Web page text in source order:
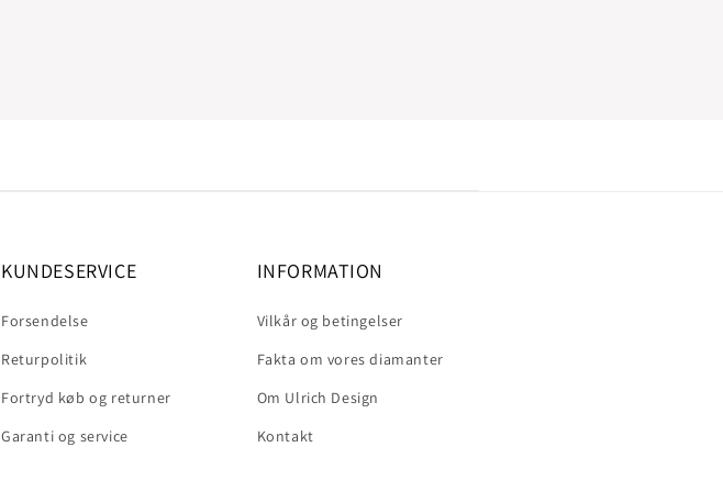
KUNDESERVICE
Forsendelse
Returpolitik
Fortryd køb og returner
Garanti og service
INFORMATION
Vilkår og betingelser
Fakta om vores diamanter
Om Ulrich Design
Kontakt